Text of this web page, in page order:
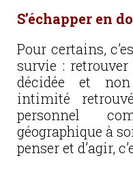
S’échapper en
Pour certains,
survie :
décidée et
intimité
personnel
géographique à
penser et d’agir,